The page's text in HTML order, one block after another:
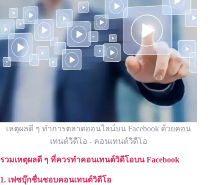
เหตุผลดี ๆ ทำการตลาดออนไลน์บน Facebook ด้วยคอน
เทนต์วิดีโอ - คอนเทนต์วิดีโอ
รวมเหตุผลดี ๆ ที่ควรทำคอนเทนต์วิดีโอบนFacebook
1. เฟซบุ๊กชื่นชอบคอนเทนต์วิดีโอ